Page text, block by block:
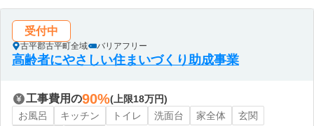
受付中
古平郡古平町全域 バリアフリー
高齢者にやさしい住まいづくり助成事業
工事費用の90%(上限18万円)
お風呂
キッチン トイレ 洗面台 家全体
玄関